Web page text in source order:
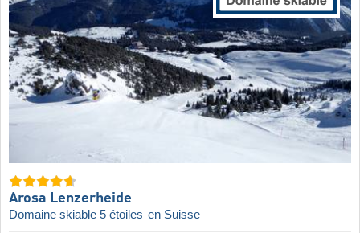
Arosa Lenzerheide
Domaine skiable 5 étoiles en Suisse